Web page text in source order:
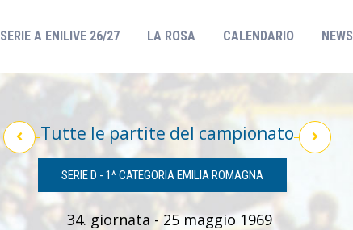
SERIE A ENILIVE 26/27(CURRENT)
LA ROSA CALENDARIO NEWS
Tutte le partite del campionato
SERIE D - 1^ CATEGORIA EMILIA ROMAGNA
34. giornata - 25 maggio 1969